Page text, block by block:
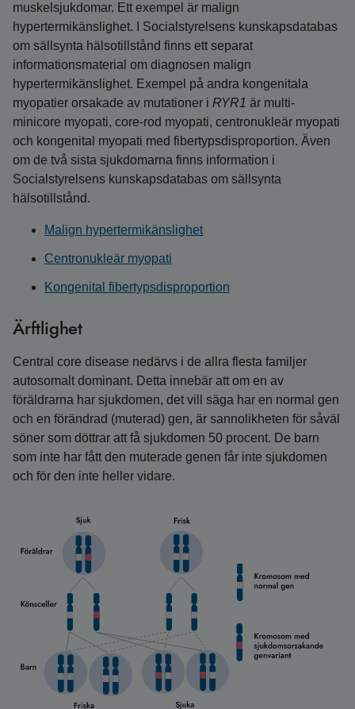
muskelsjukdomar. Ett exempel är malign
hypertermikänslighet. I Socialstyrelsens kunskapsdatabas
om sällsynta hälsotillstånd finns ett separat
informationsmaterial om diagnosen malign
hypertermikänslighet. Exempel på andra kongenitala
myopatier orsakade av mutationer i RYR1 är multi-
minicore myopati, core-rod myopati, centronukleär myopati
och kongenital myopati med fibertypsdisproportion. Även
om de två sista sjukdomarna finns information i
Socialstyrelsens kunskapsdatabas om sällsynta
hälsotillstånd.
Malign hypertermikänslighet
Centronukleär myopati
Kongenital fibertypsdisproportion
Ärftlighet
Central core disease nedärvs i de allra flesta familjer
autosomalt dominant. Detta innebär att om en av
föräldrarna har sjukdomen, det vill säga har en normal gen
och en förändrad (muterad) gen, är sannolikheten för såväl
söner som döttrar att få sjukdomen 50 procent. De barn
som inte har fått den muterade genen får inte sjukdomen
och för den inte heller vidare.